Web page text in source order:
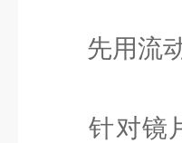
先用流动
针对镜片